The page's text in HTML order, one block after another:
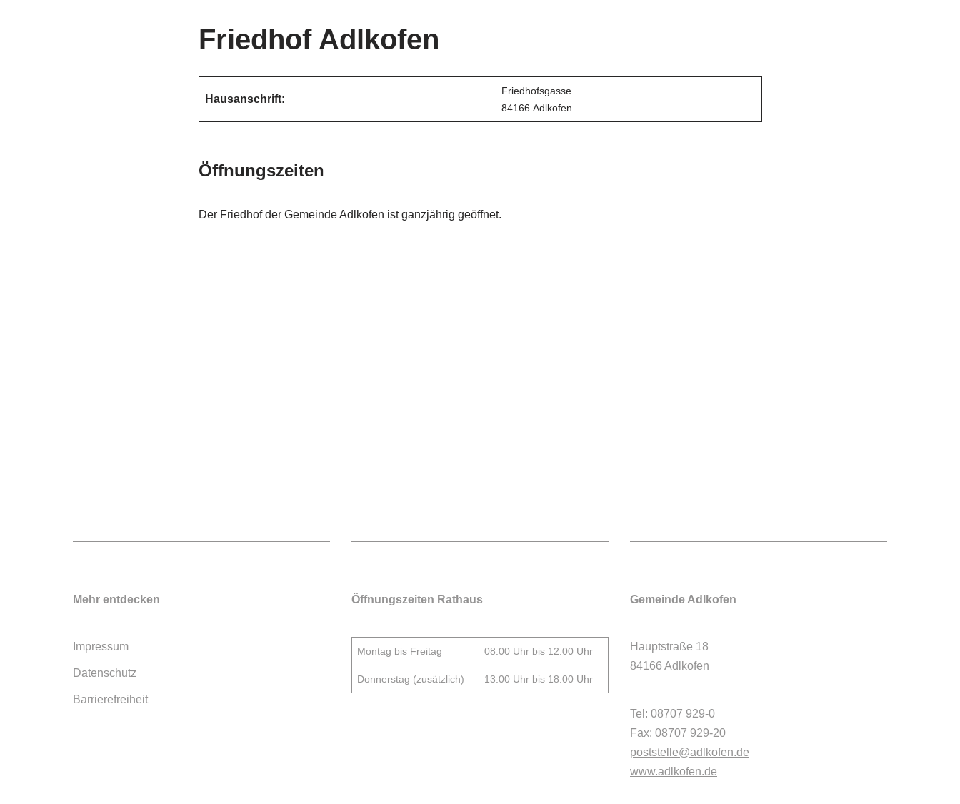
Friedhof Adlkofen
Hausanschrift:
Friedhofsgasse
84166 Adlkofen
Öffnungszeiten
Der Friedhof der Gemeinde Adlkofen ist ganzjährig geöffnet.
Mehr entdecken
Impressum
Datenschutz
Barrierefreiheit
Öffnungszeiten Rathaus
Montag bis Freitag 08:00 Uhr bis 12:00 Uhr
Donnerstag (zusätzlich) 13:00 Uhr bis 18:00 Uhr
Gemeinde Adlkofen
Hauptstraße 18
84166 Adlkofen
Tel: 08707 929-0
Fax: 08707 929-20
poststelle@adlkofen.de
www.adlkofen.de